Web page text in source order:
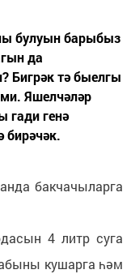
булуын барыбыз
да
Бигрәк тә быелгы
Яшелчәләр
гади генә
бирәчәк.
бакчачыларга
4 литр суга
кушарга һәм